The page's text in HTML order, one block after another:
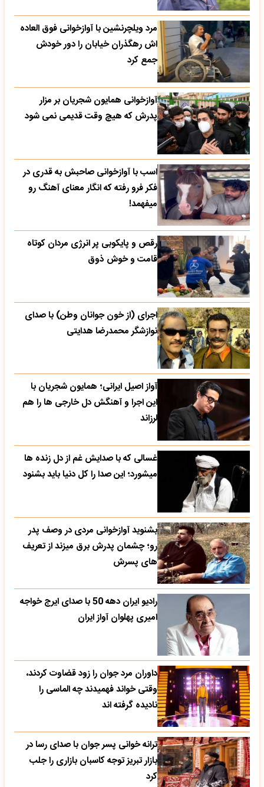
مرد ویلچرنشین با آوازخوانی فوق العاده
اش رهگذران خیابان را دور خودش
جمع کرد
آوازخوانی همایون شجریان بر مزار
پدرش که هیچ وقت قدیمی نمی شود
اسب با آوازخوانی صاحبش به قدری در
فکر فرو رفته که انگار معنای آهنگ رو
میفهمد!
رقص و پایکوبی پر انرژی مردان کوتاه
قامت و خوش ذوق
اجرای (از خون جوانان وطن) با صدای
نوازشگر محمدرضا هدایتی
آواز اصیل ایرانی؛ همایون شجریان با
این اجرا و آهنگش دل خارجی ها را هم
لرزاند
غسالی که با صدایش غم از دل زنده ها
میشورد؛ این صدا را کل دنیا باید بشنود
بشنوید آوازخوانی مردی در وصف پدر
رو؛ چشمان پدرش برق میزند از تعریف
های پسرش
رادیو ایران دهه 50 با صدای ایرج خواجه
امیری پهلوان آواز ایران
داوران مرد جوان را زود قضاوت کردند،
وقتی خواند فهمیدند چه الماسی را
نادیده گرفته اند
ترانه خوانی پسر جوان با صدای رسا در
بازار تبریز توجه کاسبان بازاری را جلب
کرد